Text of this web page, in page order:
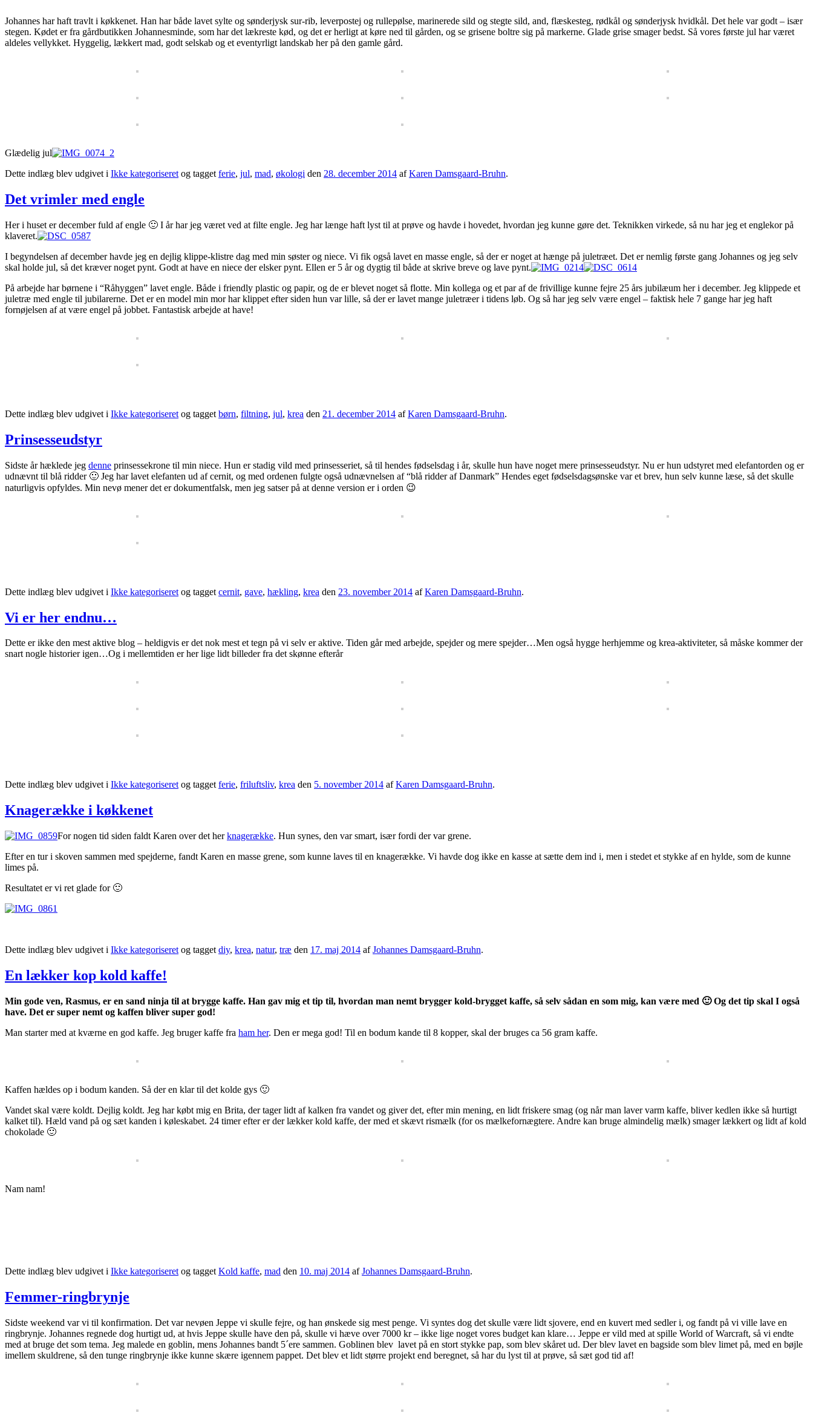
Johannes har haft travlt i køkkenet. Han har både lavet sylte og sønderjysk sur-rib, leverpostej og rullepølse, marinerede sild og stegte sild, and, flæskesteg, rødkål og sønderjysk hvidkål. Det hele var godt – især
stegen. Kødet er fra gårdbutikken Johannesminde, som har det lækreste kød, og det er herligt at køre ned til gården, og se grisene boltre sig på markerne. Glade grise smager bedst. Så vores første jul har været
aldeles vellykket. Hyggelig, lækkert mad, godt selskab og et eventyrligt landskab her på den gamle gård.
Glædelig jul
Dette indlæg blev udgivet i Ikke kategoriseret og tagget ferie, jul, mad, økologi den 28. december 2014 afKaren Damsgaard-Bruhn.
Det vrimler med engle
Her i huset er december fuld af engle 🙂 I år har jeg været ved at filte engle. Jeg har længe haft lyst til at prøve og havde i hovedet, hvordan jeg kunne gøre det. Teknikken virkede, så nu har jeg et englekor på
klaveret.
I begyndelsen af december havde jeg en dejlig klippe-klistre dag med min søster og niece. Vi fik også lavet en masse engle, så der er noget at hænge på juletræet. Det er nemlig første gang Johannes og jeg selv
skal holde jul, så det kræver noget pynt. Godt at have en niece der elsker pynt. Ellen er 5 år og dygtig til både at skrive breve og lave pynt.
På arbejde har børnene i “Råhyggen” lavet engle. Både i friendly plastic og papir, og de er blevet noget så flotte. Min kollega og et par af de frivillige kunne fejre 25 års jubilæum her i december. Jeg klippede et
juletræ med engle til jubilarerne. Det er en model min mor har klippet efter siden hun var lille, så der er lavet mange juletræer i tidens løb. Og så har jeg selv være engel – faktisk hele 7 gange har jeg haft
fornøjelsen af at være engel på jobbet. Fantastisk arbejde at have!
Dette indlæg blev udgivet i Ikke kategoriseret og tagget børn, filtning, jul, krea den 21. december 2014 afKaren Damsgaard-Bruhn.
Prinsesseudstyr
Sidste år hæklede jeg denne prinsessekrone til min niece. Hun er stadig vild med prinsesseriet, så til hendes fødselsdag i år, skulle hun have noget mere prinsesseudstyr. Nu er hun udstyret med elefantorden og er
udnævnt til blå ridder 🙂 Jeg har lavet elefanten ud af cernit, og med ordenen fulgte også udnævnelsen af “blå ridder af Danmark” Hendes eget fødselsdagsønske var et brev, hun selv kunne læse, så det skulle
naturligvis opfyldes. Min nevø mener det er dokumentfalsk, men jeg satser på at denne version er i orden 😉
Dette indlæg blev udgivet i Ikke kategoriseret og tagget cernit, gave, hækling, krea den 23. november 2014 afKaren Damsgaard-Bruhn.
Vi er her endnu…
Dette er ikke den mest aktive blog – heldigvis er det nok mest et tegn på vi selv er aktive. Tiden går med arbejde, spejder og mere spejder…Men også hygge herhjemme og krea-aktiviteter, så måske kommer der
snart nogle historier igen…Og i mellemtiden er her lige lidt billeder fra det skønne efterår
Dette indlæg blev udgivet i Ikke kategoriseretog taggetferie, friluftsliv, krea den 5. november 2014 afKaren Damsgaard-Bruhn.
Knagerække i køkkenet
For nogen tid siden faldt Karen over det herknagerække. Hun synes, den var smart, især fordi der var grene.
Efter en tur i skoven sammen med spejderne, fandt Karen en masse grene, som kunne laves til en knagerække. Vi havde dog ikke en kasse at sætte dem ind i, men i stedet et stykke af en hylde, som de kunne
limes på.
Resultatet er vi ret glade for 🙂
Dette indlæg blev udgivet i Ikke kategoriseret og tagget diy, krea, natur, træ den 17. maj 2014 afJohannes Damsgaard-Bruhn.
En lækker kop kold kaffe!
Min gode ven, Rasmus, er en sand ninja til at brygge kaffe. Han gav mig et tip til, hvordan man nemt brygger kold-brygget kaffe, så selv sådan en som mig, kan være med 🙂 Og det tip skal I også
have. Det er super nemt og kaffen bliver super god!
Man starter med at kværne en god kaffe. Jeg bruger kaffe fra ham her. Den er mega god! Til en bodum kande til 8 kopper, skal der bruges ca 56 gram kaffe.
Kaffen hældes op i bodum kanden. Så der en klar til det kolde gys 🙂
Vandet skal være koldt. Dejlig koldt. Jeg har købt mig en Brita, der tager lidt af kalken fra vandet og giver det, efter min mening, en lidt friskere smag (og når man laver varm kaffe, bliver kedlen ikke så hurtigt
kalket til). Hæld vand på og sæt kanden i køleskabet. 24 timer efter er der lækker kold kaffe, der med et skævt rismælk (for os mælkefornægtere. Andre kan bruge almindelig mælk) smager lækkert og lidt af kold
chokolade 🙂
Nam nam!
Dette indlæg blev udgivet i Ikke kategoriseret og tagget Kold kaffe, mad den 10. maj 2014 afJohannes Damsgaard-Bruhn.
Femmer-ringbrynje
Sidste weekend var vi til konfirmation. Det var nevøen Jeppe vi skulle fejre, og han ønskede sig mest penge. Vi syntes dog det skulle være lidt sjovere, end en kuvert med sedler i, og fandt på vi ville lave en
ringbrynje. Johannes regnede dog hurtigt ud, at hvis Jeppe skulle have den på, skulle vi hæve over 7000 kr – ikke lige noget vores budget kan klare… Jeppe er vild med at spille World of Warcraft, så vi endte
med at bruge det som tema. Jeg malede en goblin, mens Johannes bandt 5´ere sammen. Goblinen blev lavet på en stort stykke pap, som blev skåret ud. Der blev lavet en bagside som blev limet på, med en bøjle
imellem skuldrene, så den tunge ringbrynje ikke kunne skære igennem pappet. Det blev et lidt større projekt end beregnet, så har du lyst til at prøve, så sæt god tid af!